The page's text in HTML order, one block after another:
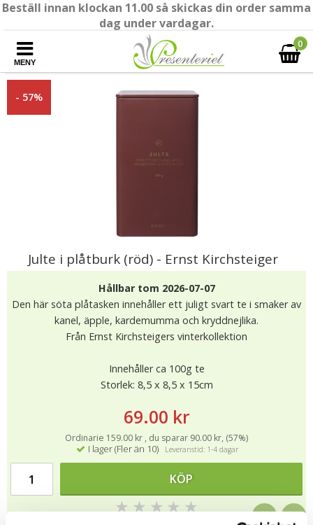
Beställ innan klockan 11.00 så skickas din order samma
dag under vardagar.
MENY
0
- 57%
Julte i plåtburk (röd) - Ernst Kirchsteiger
Hållbar tom 2026-07-07
Den här söta plåtasken innehåller ett juligt svart te i smaker av
kanel, äpple, kardemumma och kryddnejlika.
Från Ernst Kirchsteigers vinterkollektion
Innehåller ca 100g te
Storlek: 8,5 x 8,5 x 15cm
69.00 kr
Ordinarie 159.00 kr , du sparar 90.00 kr, (57%)
I lager (Fler än 10) Leveranstid: 1-4 dagar
KÖP
★★★★★